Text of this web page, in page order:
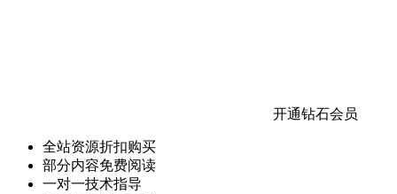
开通钻石会员
全站资源折扣购买
部分内容免费阅读
一对一技术指导